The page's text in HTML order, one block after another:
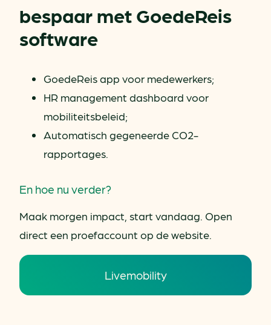
bespaar met GoedeReis
software
GoedeReis app voor medewerkers;
HR management dashboard voor
mobiliteitsbeleid;
Automatisch gegeneerde CO2-
rapportages.
En hoe nu verder?
Maak morgen impact, start vandaag. Open
direct een proefaccount op de website.
Livemobility